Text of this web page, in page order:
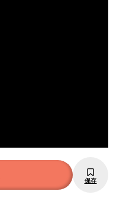
保存